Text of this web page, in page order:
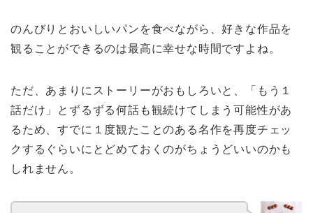
のんびりとおいしいパンを食べながら、好きな作品を
観ることができるのは最高に幸せな時間ですよね。
ただ、あまりにストーリーがおもしろいと、「もう１
話だけ」とずるずる何話も観続けてしまう可能性があ
るため、すでに１度観たことのある名作を再度チェッ
クするぐらいにとどめておくのがちょうどいいのかも
しれません。